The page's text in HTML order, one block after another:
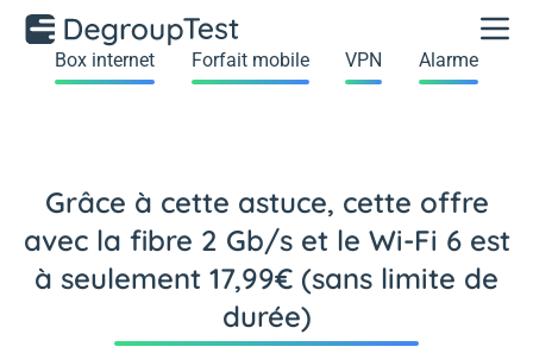
Box internet Forfait mobile VPN Alarme
Grâce à cette astuce, cette offre
avec la fibre 2 Gb/s et le Wi-Fi 6 est
à seulement 17,99€ (sans limite de
durée)